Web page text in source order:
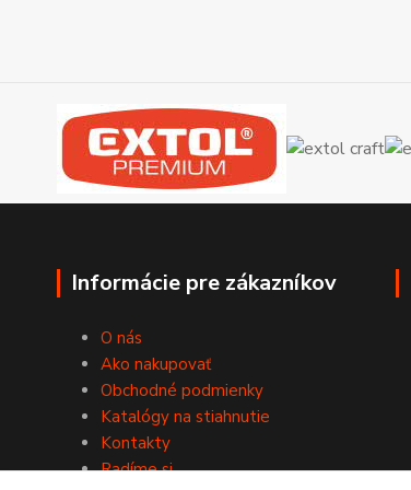
Informácie pre zákazníkov
O nás
Ako nakupovať
Obchodné podmienky
Katalógy na stiahnutie
Kontakty
Radíme si